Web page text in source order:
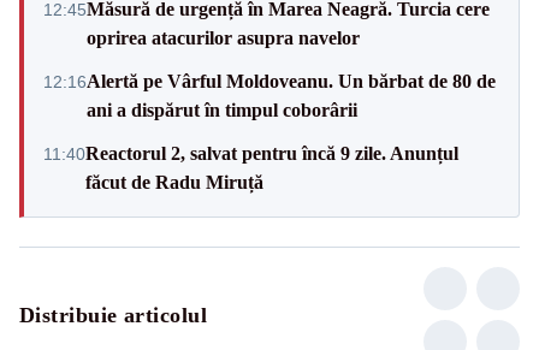
12:45Măsură de urgență în Marea Neagră. Turcia cere
oprirea atacurilor asupra navelor
12:16Alertă pe Vârful Moldoveanu. Un bărbat de 80 de
ani a dispărut în timpul coborârii
11:40Reactorul 2, salvat pentru încă 9 zile. Anunțul
făcut de Radu Miruță
Distribuie articolul